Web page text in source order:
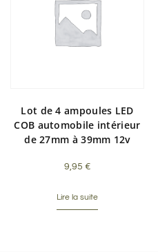
Lot de 4 ampoules LED
COB automobile intérieur
de 27mm à 39mm 12v
9,95 €
Lire la suite